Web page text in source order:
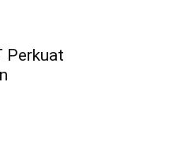
Perkuat